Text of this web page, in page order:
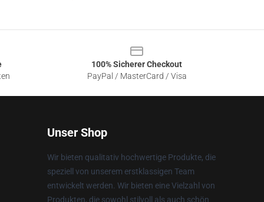
100% Sicherer Checkout
PayPal / MasterCard / Visa
Unser Shop
Wir bieten qualitativ hochwertige Produkte, die
speziell von unserem erstklassigen Team
entwickelt werden. Wir bieten eine Vielzahl von
Produkten, die sowohl stilvoll als auch schön